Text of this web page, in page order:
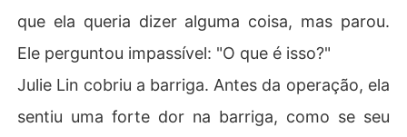
que ela queria dizer alguma coisa, mas parou.
Ele perguntou impassível: "O que é isso?"
Julie Lin cobriu a barriga. Antes da operação, ela
sentiu uma forte dor na barriga, como se seu